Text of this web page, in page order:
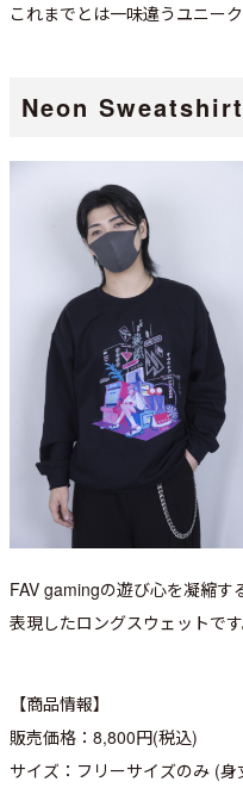
これまでとは一味違うユニー
Neon
FAV gamingの遊び心を凝縮
表現したロングスウェットです
【商品情報】
販売価格：8,800円(税込)
サイズ：フリーサイズのみ (